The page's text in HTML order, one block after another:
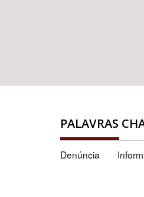
PALAVRAS
Denúncia